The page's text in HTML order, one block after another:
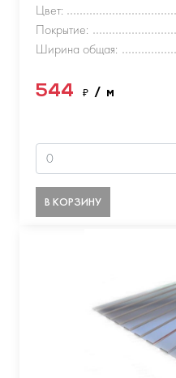
Цвет:
Покрытие:
Ширина общая:
544 ₽ / м
В КОРЗИНУ